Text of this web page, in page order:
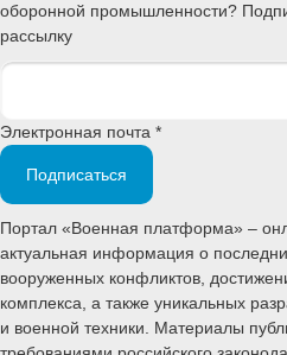
оборонной промышленности?
рассылку
Электронная почта *
Подписаться
Портал «Военная платформа» –
актуальная информация о
вооруженных конфликтов,
комплекса, а также уникальных
и военной техники. Материалы